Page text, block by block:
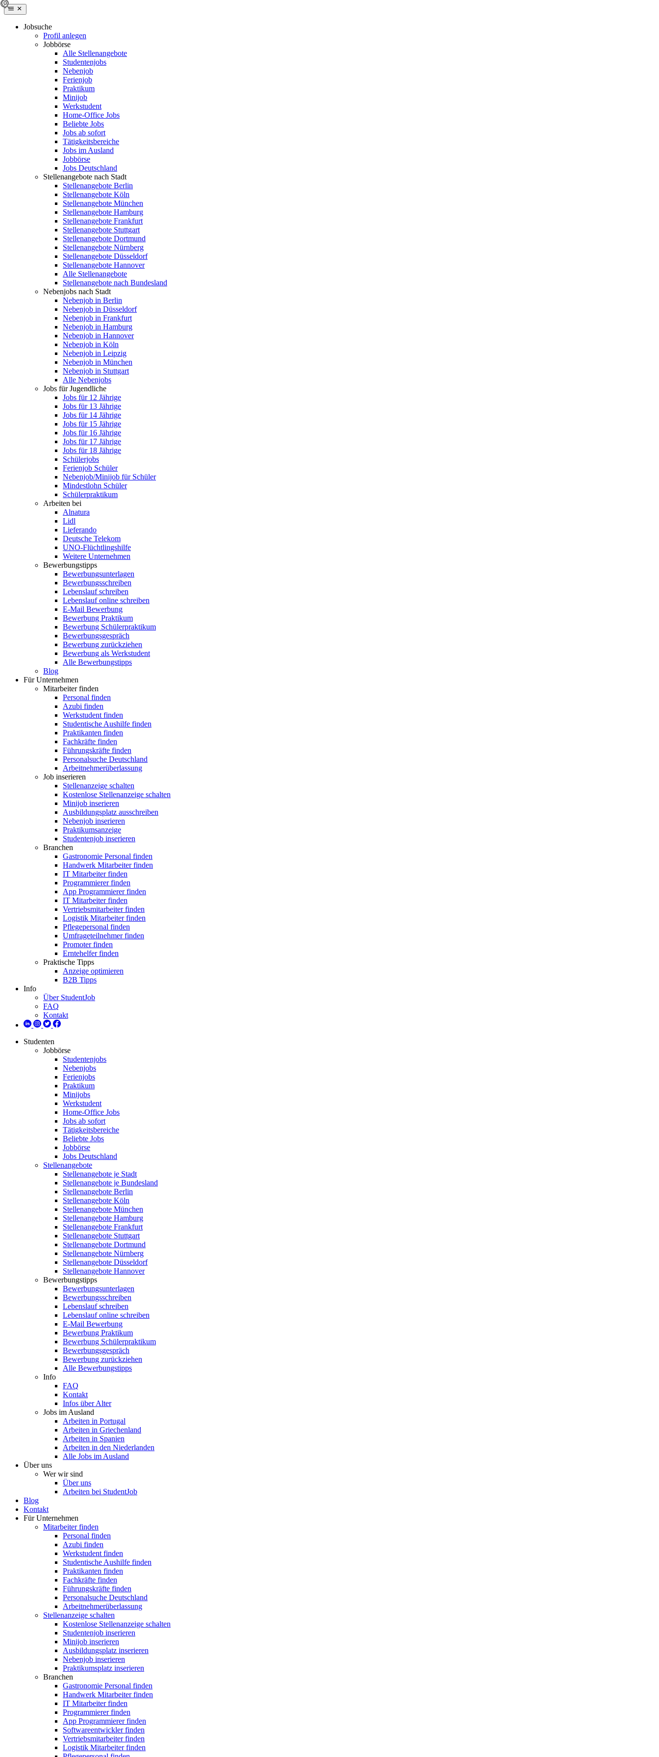
Jobsuche
Profil anlegen
Jobbörse
Alle Stellenangebote
Studentenjobs
Nebenjob
Ferienjob
Praktikum
Minijob
Werkstudent
Home-Office Jobs
Beliebte Jobs
Jobs ab sofort
Tätigkeitsbereiche
Jobs im Ausland
Jobbörse
Jobs Deutschland
Stellenangebote nach Stadt
Stellenangebote Berlin
Stellenangebote Köln
Stellenangebote München
Stellenangebote Hamburg
Stellenangebote Frankfurt
Stellenangebote Stuttgart
Stellenangebote Dortmund
Stellenangebote Nürnberg
Stellenangebote Düsseldorf
Stellenangebote Hannover
Alle Stellenangebote
Stellenangebote nach Bundesland
Nebenjobs nach Stadt
Nebenjob in Berlin
Nebenjob in Düsseldorf
Nebenjob in Frankfurt
Nebenjob in Hamburg
Nebenjob in Hannover
Nebenjob in Köln
Nebenjob in Leipzig
Nebenjob in München
Nebenjob in Stuttgart
Alle Nebenjobs
Jobs für Jugendliche
Jobs für 12 Jährige
Jobs für 13 Jährige
Jobs für 14 Jährige
Jobs für 15 Jährige
Jobs für 16 Jährige
Jobs für 17 Jährige
Jobs für 18 Jährige
Schülerjobs
Ferienjob Schüler
Nebenjob/Minijob für Schüler
Mindestlohn Schüler
Schülerpraktikum
Arbeiten bei
Alnatura
Lidl
Lieferando
Deutsche Telekom
UNO-Flüchtlingshilfe
Weitere Unternehmen
Bewerbungstipps
Bewerbungsunterlagen
Bewerbungsschreiben
Lebenslauf schreiben
Lebenslauf online schreiben
E-Mail Bewerbung
Bewerbung Praktikum
Bewerbung Schülerpraktikum
Bewerbungsgespräch
Bewerbung zurückziehen
Bewerbung als Werkstudent
Alle Bewerbungstipps
Blog
Für Unternehmen
Mitarbeiter finden
Personal finden
Azubi finden
Werkstudent finden
Studentische Aushilfe finden
Praktikanten finden
Fachkräfte finden
Führungskräfte finden
Personalsuche Deutschland
Arbeitnehmerüberlassung
Job inserieren
Stellenanzeige schalten
Kostenlose Stellenanzeige schalten
Minijob inserieren
Ausbildungsplatz ausschreiben
Nebenjob inserieren
Praktikumsanzeige
Studentenjob inserieren
Branchen
Gastronomie Personal finden
Handwerk Mitarbeiter finden
IT Mitarbeiter finden
Programmierer finden
App Programmierer finden
IT Mitarbeiter finden
Vertriebsmitarbeiter finden
Logistik Mitarbeiter finden
Pflegepersonal finden
Umfrageteilnehmer finden
Promoter finden
Erntehelfer finden
Praktische Tipps
Anzeige optimieren
B2B Tipps
Info
Über StudentJob
FAQ
Kontakt
Studenten
Jobbörse
Studentenjobs
Nebenjobs
Ferienjobs
Praktikum
Minijobs
Werkstudent
Home-Office Jobs
Jobs ab sofort
Tätigkeitsbereiche
Beliebte Jobs
Jobbörse
Jobs Deutschland
Stellenangebote
Stellenangebote je Stadt
Stellenangebote je Bundesland
Stellenangebote Berlin
Stellenangebote Köln
Stellenangebote München
Stellenangebote Hamburg
Stellenangebote Frankfurt
Stellenangebote Stuttgart
Stellenangebote Dortmund
Stellenangebote Nürnberg
Stellenangebote Düsseldorf
Stellenangebote Hannover
Bewerbungstipps
Bewerbungsunterlagen
Bewerbungsschreiben
Lebenslauf schreiben
Lebenslauf online schreiben
E-Mail Bewerbung
Bewerbung Praktikum
Bewerbung Schülerpraktikum
Bewerbungsgespräch
Bewerbung zurückziehen
Alle Bewerbungstipps
Info
FAQ
Kontakt
Infos über Alter
Jobs im Ausland
Arbeiten in Portugal
Arbeiten in Griechenland
Arbeiten in Spanien
Arbeiten in den Niederlanden
Alle Jobs im Ausland
Über uns
Wer wir sind
Über uns
Arbeiten bei StudentJob
Blog
Kontakt
Für Unternehmen
Mitarbeiter finden
Personal finden
Azubi finden
Werkstudent finden
Studentische Aushilfe finden
Praktikanten finden
Fachkräfte finden
Führungskräfte finden
Personalsuche Deutschland
Arbeitnehmerüberlassung
Stellenanzeige schalten
Kostenlose Stellenanzeige schalten
Studentenjob inserieren
Minijob inserieren
Ausbildungsplatz inserieren
Nebenjob inserieren
Praktikumsplatz inserieren
Branchen
Gastronomie Personal finden
Handwerk Mitarbeiter finden
IT Mitarbeiter finden
Programmierer finden
App Programmierer finden
Softwareentwickler finden
Vertriebsmitarbeiter finden
Logistik Mitarbeiter finden